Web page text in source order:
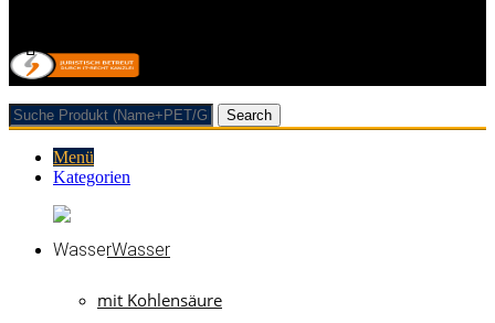
Search
Menü
Kategorien
Wasser
mit Kohlensäure